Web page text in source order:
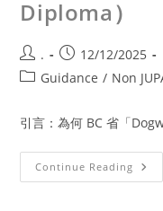
Diploma）
.
12/12/2025
Guidance / Non
引言：為何 BC 省「
Continue Reading